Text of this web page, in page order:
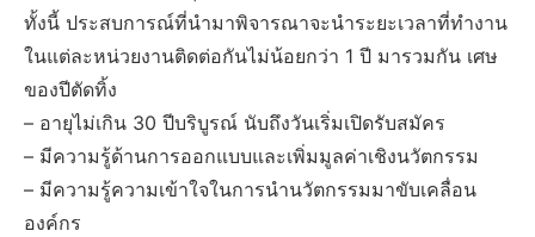
ทั้งนี้ ประสบการณ์ที่นำมาพิจารณาจะนำระยะเวลาที่ทำงาน
ในแต่ละหน่วยงานติดต่อกันไม่น้อยกว่า 1 ปี มารวมกัน เศษ
ของปีตัดทิ้ง
– อายุไม่เกิน 30 ปีบริบูรณ์ นับถึงวันเริ่มเปิดรับสมัคร
– มีความรู้ด้านการออกแบบและเพิ่มมูลค่าเชิงนวัตกรรม
– มีความรู้ความเข้าใจในการนำนวัตกรรมมาขับเคลื่อน
องค์กร